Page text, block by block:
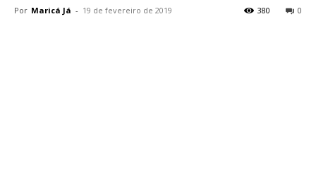
Por Maricá Já - 19 de fevereiro de 2019 0
380